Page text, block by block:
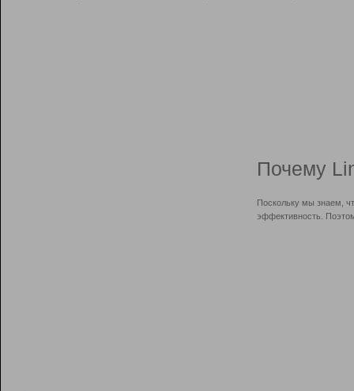
Почему
Поскольку мы знаем,
эффективность.